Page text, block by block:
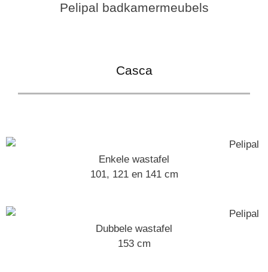
Pelipal badkamermeubels
Casca
Enkele wastafel
101, 121 en 141 cm
Dubbele wastafel
153 cm